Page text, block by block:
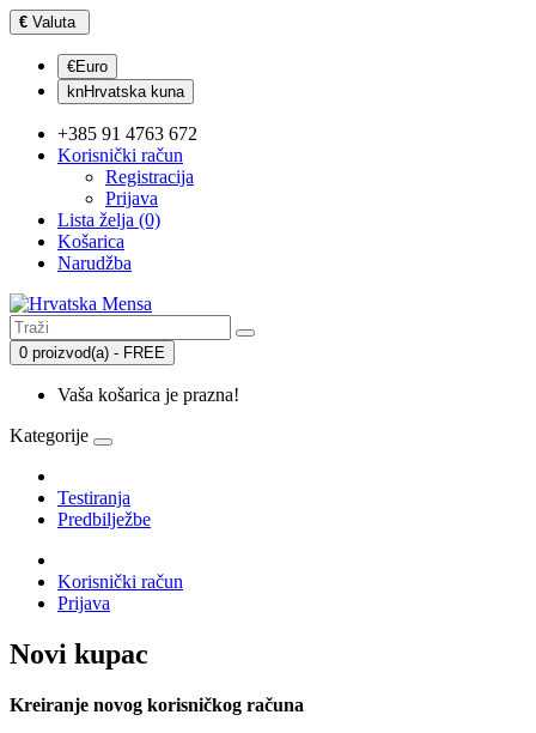
€ Valuta
€Euro
knHrvatska kuna
+385 91 4763 672
Korisnički račun
Registracija
Prijava
Lista želja (0)
Košarica
Narudžba
0 proizvod(a) - FREE
Vaša košarica je prazna!
Kategorije
Testiranja
Predbilježbe
Korisnički račun
Prijava
Novi kupac
Kreiranje novog korisničkog računa